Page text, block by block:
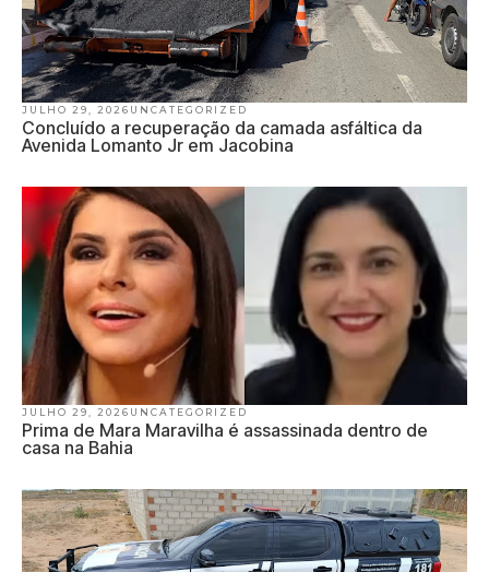
JULHO 29, 2026 UNCATEGORIZED
Concluído a recuperação da camada asfáltica da
Avenida Lomanto Jr em Jacobina
JULHO 29, 2026 UNCATEGORIZED
Prima de Mara Maravilha é assassinada dentro de
casa na Bahia